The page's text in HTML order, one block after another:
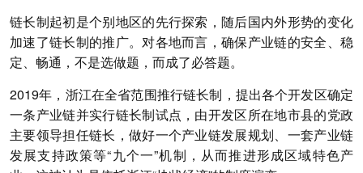
链长制起初是个别地区的先行探索，随后国内外形势的变化
加速了链长制的推广。对各地而言，确保产业链的安全、稳
定、畅通，不是选做题，而成了必答题。
2019年，浙江在全省范围推行链长制，提出各个开发区确定
一条产业链并实行链长制试点，由开发区所在地市县的党政
主要领导担任链长，做好一个产业链发展规划、一套产业链
发展支持政策等“九个一”机制，从而推进形成区域特色产